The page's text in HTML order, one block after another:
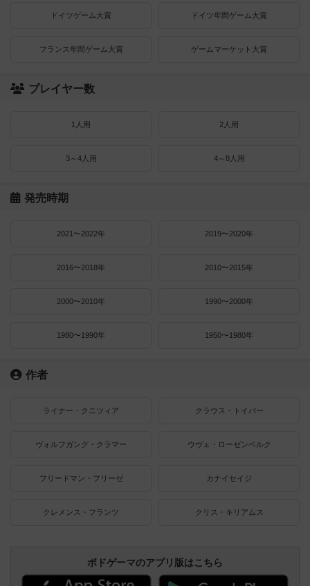
ドイツゲーム大賞 ドイツ年間ゲーム大賞
フランス年間ゲーム大賞 ゲームマーケット大賞
プレイヤー数
1人用 2人用
3～4人用 4～8人用
発売時期
2021〜2022年 2019〜2020年
2016〜2018年 2010〜2015年
2000〜2010年 1990〜2000年
1980〜1990年 1950〜1980年
作者
ライナー・クニツィア クラウス・トイバー
ヴォルフガング・クラマー ウヴェ・ローゼンベルク
フリードマン・フリーゼ カナイセイジ
クレメンス・フランツ クリス・キリアムス
ボドゲーマのアプリ版はこちら